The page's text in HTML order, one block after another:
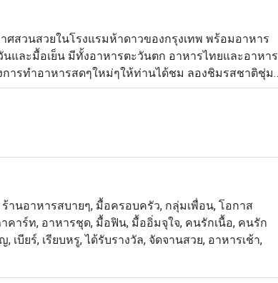
ศสวนสวยในโรงแรมห้าดาวของกรุงเทพ พร้อมอาหาร
และมื้อเย็น มีทั้งอาหารตะวันตก อาหารไทยและอาหาร
การทำอาหารสดๆใหม่ๆให้ท่านได้ชม ลองชิมรสชาติชุ่ม
าแซลม่อนอบเกลือแบเต็มตัว ก้ามปู ของหวานรสเยี่ยม
บริการบุฟเฟ่ต์กูร์เมต์สุดหรูสำหรับมื้อกลางวันและมื้อค่ำ
Bangkok เชื่อมต่อโดยตรงกับ สถานีรถไฟฟ้า BTS
อุ่น เหมาะสำหรับบรันช์ ดินเนอร์ หรือโอกาสพิเศษ เมนู
งถิ่นและนักท่องเที่ยว เหมาะสำหรับผู้ที่มองหาบุฟเฟ่ต์
ทั้งรสชาติ บริการ และทำเลที่สะดวกใกล้ BTS ชิดลม
านอาหารสบายๆ, มื้อครอบครัว, กลุ่มเพื่อน, โอกาส
คาร์ท, อาหารชุด, มื้อฟิน, มื้ออิ่มจุใจ, คนรักเนื้อ, คนรัก
เบียร์, เรียบหรู, ได้รับรางวัล, จัดจานสวย, อาหารเช้า,